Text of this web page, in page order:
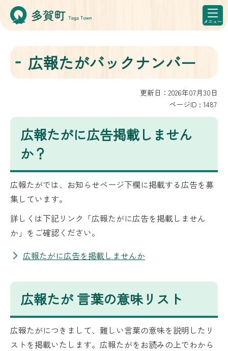
広報たがバックナンバー
更新日：2026年07月30日
ページID : 1487
広報たがに広告掲載しません
か？
広報たがでは、お知らせページ下欄に掲載する広告を募
集しています。
詳しくは下記リンク「広報たがに広告を掲載しません
か」をご確認ください。
広報たがに広告を掲載しませんか
広報たが 言葉の意味リスト
広報たがにつきまして、難しい言葉の意味を説明したリ
ストを掲載いたします。広報たがをお読みの上でわから